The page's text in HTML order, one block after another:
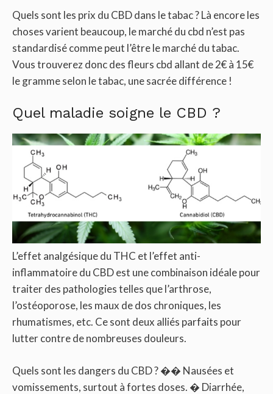
Quels sont les prix du CBD dans le tabac ? Là encore les
choses varient beaucoup, le marché du cbd n’est pas
standardisé comme peut l’être le marché du tabac.
Vous trouverez donc des fleurs cbd allant de 2€ à 15€
le gramme selon le tabac, une sacrée différence !
Quel maladie soigne le CBD ?
L’effet analgésique du THC et l’effet anti-
inflammatoire du CBD est une combinaison idéale pour
traiter des pathologies telles que l’arthrose,
l’ostéoporose, les maux de dos chroniques, les
rhumatismes, etc. Ce sont deux alliés parfaits pour
lutter contre de nombreuses douleurs.
Quels sont les dangers du CBD ? �� Nausées et
vomissements, surtout à fortes doses. � Diarrhée,